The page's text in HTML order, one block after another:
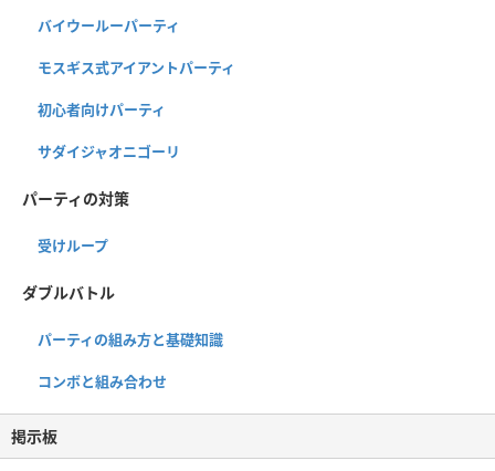
バイウールーパーティ
モスギス式アイアントパーティ
初心者向けパーティ
サダイジャオニゴーリ
パーティの対策
受けループ
ダブルバトル
パーティの組み方と基礎知識
コンボと組み合わせ
掲示板